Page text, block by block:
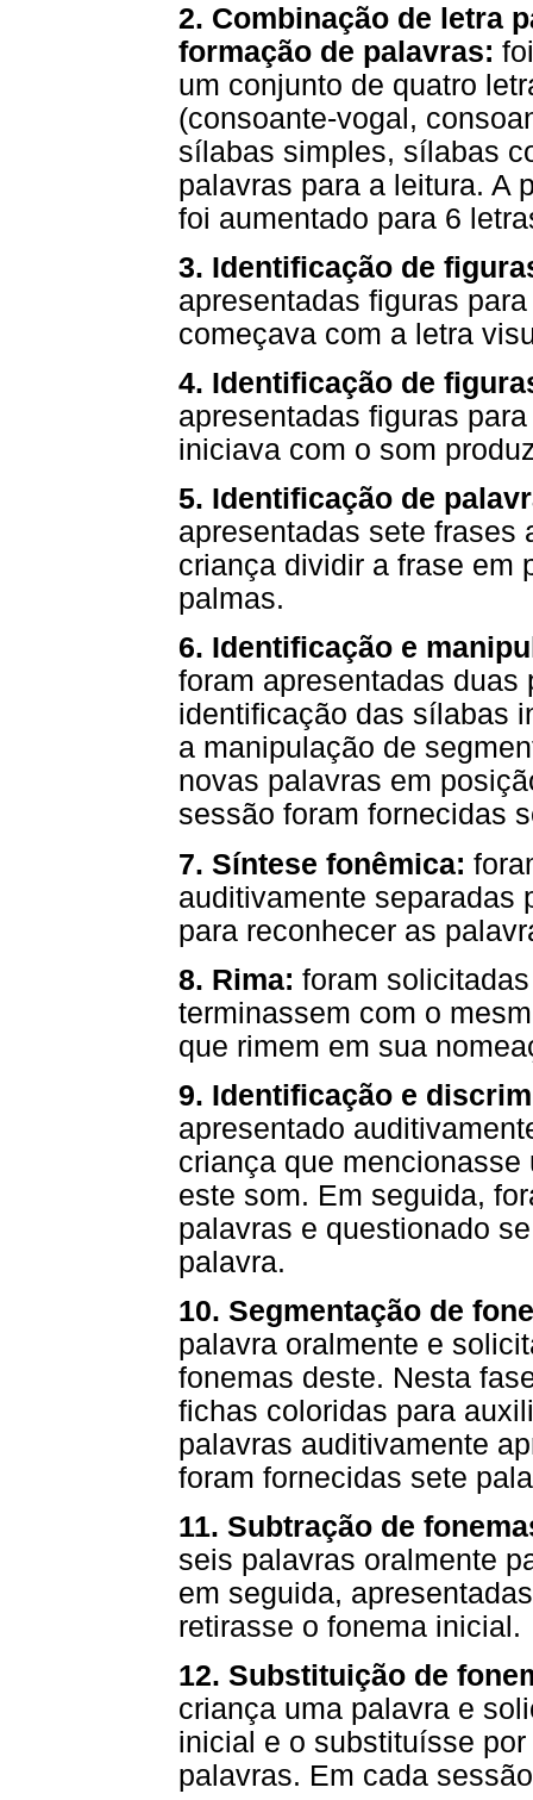
2. Combinação de letra
formação de palavras:
um conjunto de quatro
(consoante-vogal,
sílabas simples, sílabas
palavras para a leitura. A
foi aumentado para 6
3. Identificação de
apresentadas figuras
começava com a letra
4. Identificação de
apresentadas figuras
iniciava com o som
5. Identificação de
apresentadas sete frases
criança dividir a frase em
palmas.
6. Identificação e
foram apresentadas
identificação das sílabas
a manipulação de
novas palavras em
sessão foram fornecidas
7. Síntese fonêmica:
auditivamente separadas
para reconhecer as
8. Rima: foram
terminassem com o
que rimem em sua
9. Identificação e
apresentado
criança que
este som. Em seguida,
palavras e questionado
palavra.
10. Segmentação de
palavra oralmente e
fonemas deste. Nesta
fichas coloridas para
palavras auditivamente
foram fornecidas sete
11. Subtração de
seis palavras oralmente
em seguida,
retirasse o fonema inicial.
12. Substituição de
criança uma palavra e
inicial e o substituísse
palavras. Em cada